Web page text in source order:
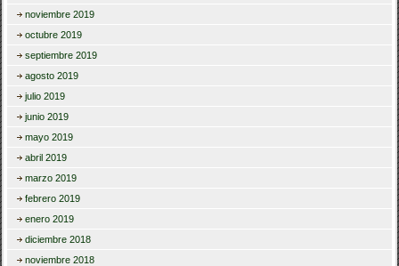
noviembre 2019
octubre 2019
septiembre 2019
agosto 2019
julio 2019
junio 2019
mayo 2019
abril 2019
marzo 2019
febrero 2019
enero 2019
diciembre 2018
noviembre 2018